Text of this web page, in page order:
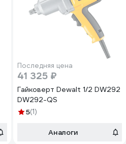
Последняя цена
41 325 ₽
Гайковерт Dewalt 1/2 DW292
DW292-QS
5(1)
Аналоги